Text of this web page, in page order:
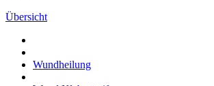
Übersicht
Wundheilung